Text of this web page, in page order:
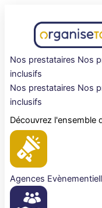
Nos prestataires Nos
inclusifs
Nos prestataires Nos
inclusifs
Découvrez l'ensemble
Agences